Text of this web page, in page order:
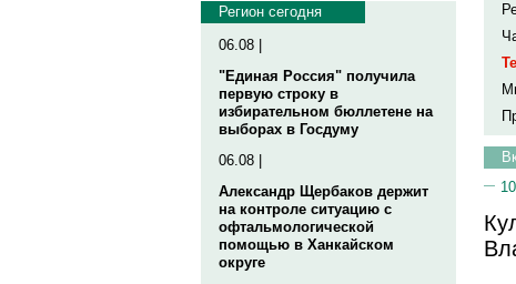
Регион сегодня
06.08 |
"Единая Россия" получила
первую строку в
избирательном бюллетене на
выборах в Госдуму
06.08 |
Александр Щербаков держит
на контроле ситуацию с
офтальмологической
помощью в Ханкайском
округе